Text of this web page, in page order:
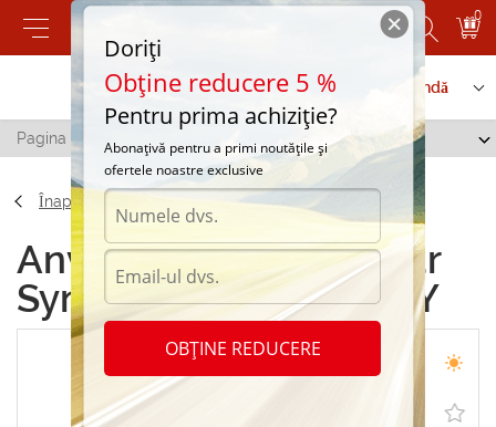
0
Contactați-ne Serviciu de comandă
Pagina principală Tigar Syneris 235/40 R18 91Y
Înapoi
Anvelope de vara Tigar
Syneris 235/40 R18 91Y
Doriți
Obține reducere 5 %
Pentru prima achiziție?
Abonațivă pentru a primi noutățile și
ofertele noastre exclusive
OBȚINE REDUCERE